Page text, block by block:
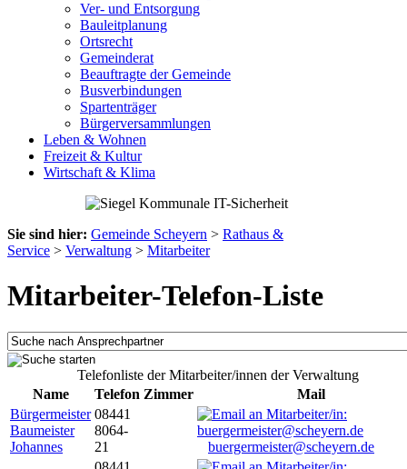
Ver- und Entsorgung
Bauleitplanung
Ortsrecht
Gemeinderat
Beauftragte der Gemeinde
Busverbindungen
Spartenträger
Bürgerversammlungen
Leben & Wohnen
Freizeit & Kultur
Wirtschaft & Klima
Sie sind hier: Gemeinde Scheyern > Rathaus &
Service > Verwaltung > Mitarbeiter
Mitarbeiter-Telefon-Liste
Telefonliste der Mitarbeiter/innen der Verwaltung
Name
Telefon Zimmer
Mail
Bürgermeister
Baumeister
Johannes
08441
8064-
21
buergermeister@scheyern.de